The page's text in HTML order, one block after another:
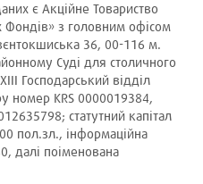
є Акційне Товариство
Фондів» з головним офісом
36, 00-116 м.
Суді для столичного
Господарський відділ
номер KRS 0000019384,
статутний капітал
пол.зл., інформаційна
далі поіменована